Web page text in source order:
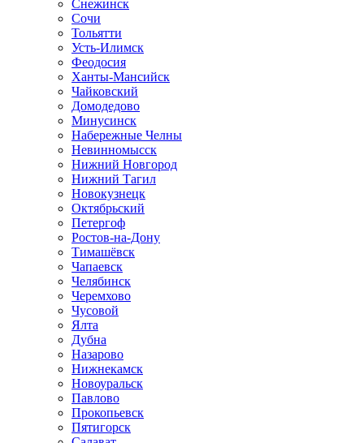
Снежинск
Сочи
Тольятти
Усть-Илимск
Феодосия
Ханты-Мансийск
Чайковский
Домодедово
Минусинск
Набережные Челны
Невинномысск
Нижний Новгород
Нижний Тагил
Новокузнецк
Октябрьский
Петергоф
Ростов-на-Дону
Тимашёвск
Чапаевск
Челябинск
Черемхово
Чусовой
Ялта
Дубна
Назарово
Нижнекамск
Новоуральск
Павлово
Прокопьевск
Пятигорск